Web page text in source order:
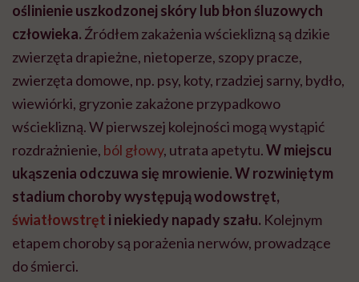
oślinienie uszkodzonej skóry lub błon śluzowych
człowieka. Źródłem zakażenia wścieklizną są dzikie
zwierzęta drapieżne, nietoperze, szopy pracze,
zwierzęta domowe, np. psy, koty, rzadziej sarny, bydło,
wiewiórki, gryzonie zakażone przypadkowo
wścieklizną. W pierwszej kolejności mogą wystąpić
rozdrażnienie, ból głowy, utrata apetytu.W miejscu
ukąszenia odczuwa się mrowienie. W rozwiniętym
stadium choroby występują wodowstręt,
światłowstręt i niekiedy napady szału. Kolejnym
etapem choroby są porażenia nerwów, prowadzące
do śmierci.